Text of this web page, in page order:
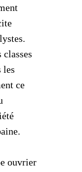
les
ce
ouvrier